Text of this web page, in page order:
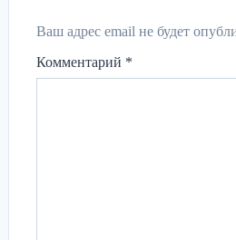
Ваш адрес email не будет
Комментарий *